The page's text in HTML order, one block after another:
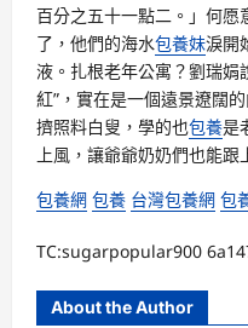
百分之五十一點二。」何愿
了，他們的海水包養妹淚開
液。扎根老年公寓？劉瑞娟
紅”，實在是一個遠景遼闊
擠照料白叟，學的也包養是
上風，讓爺爺奶奶們也能跟
包養網 包養 台灣包養網 包
TC:sugarpopular900
About the Author